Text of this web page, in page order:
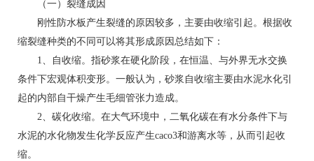
（一）裂缝成因
刚性防水板产生裂缝的原因较多，主要由收缩引起。根据收
缩裂缝种类的不同可以将其形成原因总结如下：
1、自收缩。指砂浆在硬化阶段，在恒温、与外界无水交换
条件下宏观体积变形。一般认为，砂浆自收缩主要由水泥水化引
起的内部自干燥产生毛细管张力造成。
2、碳化收缩。在大气环境中，二氧化碳在有水分条件下与
水泥的水化物发生化学反应产生caco3和游离水等，从而引起收
缩。